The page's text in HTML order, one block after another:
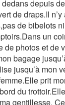
depuis
de draps.Il
de bibelots
un
de photos et de
bagage
jusqu’à mon
prit
du
gentillesse.